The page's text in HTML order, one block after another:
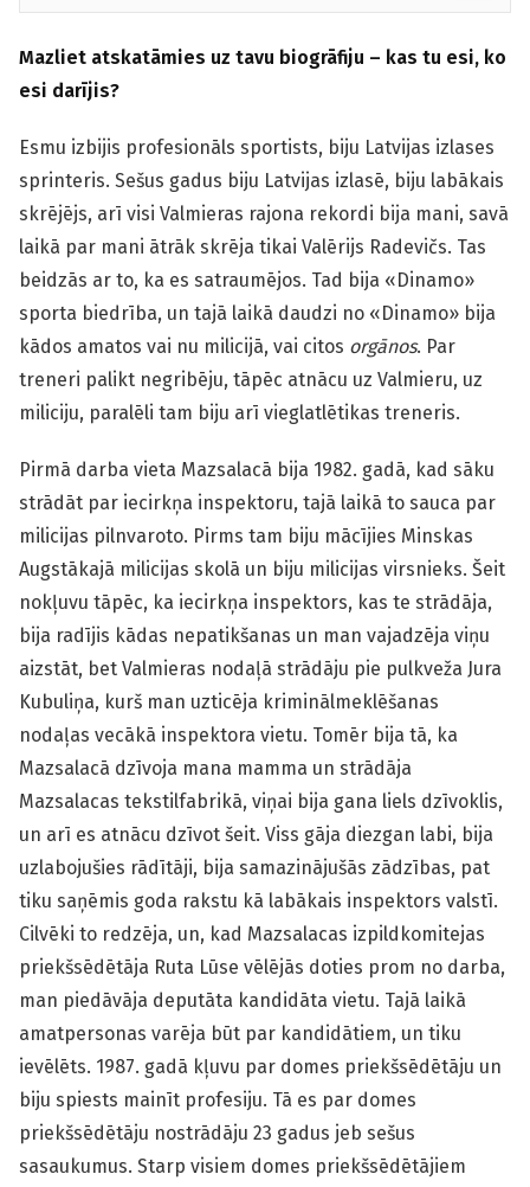
Mazliet atskatāmies uz tavu biogrāfiju – kas tu esi, ko
esi darījis?
Esmu izbijis profesionāls sportists, biju Latvijas izlases
sprinteris. Sešus gadus biju Latvijas izlasē, biju labākais
skrējējs, arī visi Valmieras rajona rekordi bija mani, savā
laikā par mani ātrāk skrēja tikai Valērijs Radevičs. Tas
beidzās ar to, ka es satraumējos. Tad bija «Dinamo»
sporta biedrība, un tajā laikā daudzi no «Dinamo» bija
kādos amatos vai nu milicijā, vai citos orgānos. Par
treneri palikt negribēju, tāpēc atnācu uz Valmieru, uz
miliciju, paralēli tam biju arī vieglatlētikas treneris.
Pirmā darba vieta Mazsalacā bija 1982. gadā, kad sāku
strādāt par iecirkņa inspektoru, tajā laikā to sauca par
milicijas pilnvaroto. Pirms tam biju mācījies Minskas
Augstākajā milicijas skolā un biju milicijas virsnieks. Šeit
nokļuvu tāpēc, ka iecirkņa inspektors, kas te strādāja,
bija radījis kādas nepatikšanas un man vajadzēja viņu
aizstāt, bet Valmieras nodaļā strādāju pie pulkveža Jura
Kubuliņa, kurš man uzticēja kriminālmeklēšanas
nodaļas vecākā inspektora vietu. Tomēr bija tā, ka
Mazsalacā dzīvoja mana mamma un strādāja
Mazsalacas tekstilfabrikā, viņai bija gana liels dzīvoklis,
un arī es atnācu dzīvot šeit. Viss gāja diezgan labi, bija
uzlabojušies rādītāji, bija samazinājušās zādzības, pat
tiku saņēmis goda rakstu kā labākais inspektors valstī.
Cilvēki to redzēja, un, kad Mazsalacas izpildkomitejas
priekšsēdētāja Ruta Lūse vēlējās doties prom no darba,
man piedāvāja deputāta kandidāta vietu. Tajā laikā
amatpersonas varēja būt par kandidātiem, un tiku
ievēlēts. 1987. gadā kļuvu par domes priekšsēdētāju un
biju spiests mainīt profesiju. Tā es par domes
priekšsēdētāju nostrādāju 23 gadus jeb sešus
sasaukumus. Starp visiem domes priekšsēdētājiem